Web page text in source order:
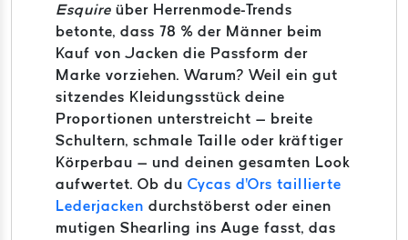
Esquire über Herrenmode-Trends
betonte, dass 78 % der Männer beim
Kauf von Jacken die Passform der
Marke vorziehen. Warum? Weil ein gut
sitzendes Kleidungsstück deine
Proportionen unterstreicht – breite
Schultern, schmale Taille oder kräftiger
Körperbau – und deinen gesamten Look
aufwertet. Ob du Cycas d'Ors taillierte
Lederjacken durchstöberst oder einen
mutigen Shearling ins Auge fasst, das